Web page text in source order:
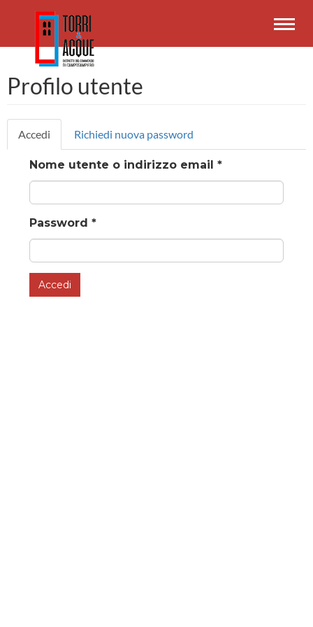
principale
Profilo utente
Schede
primarie
Accedi (scheda
attiva)
Richiedi nuova password
Nome utente o indirizzo email*
Password*
Accedi